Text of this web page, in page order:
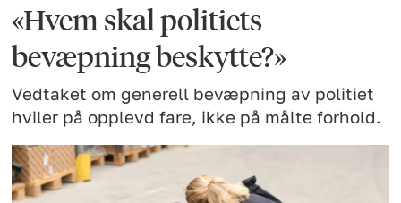
«Hvem skal politiets
bevæpning beskytte?»
Vedtaket om generell bevæpning av politiet
hviler på opplevd fare, ikke på målte forhold.